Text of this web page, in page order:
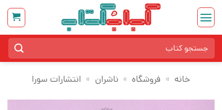
Skip
content
برای:
خانه » فروشگاه » ناشران » انتشارات سورا